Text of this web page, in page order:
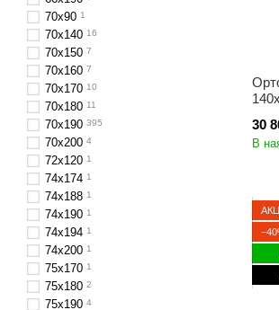
30
В
70х90 1
70x140 16
70x150 7
70x160 7
70х170 10
70x180 11
70x190 395
70x200 4
72x120 1
74х174 1
74х188 1
74х190 1
74х194 1
74х200 1
75х170 1
75х180 2
75х190 4